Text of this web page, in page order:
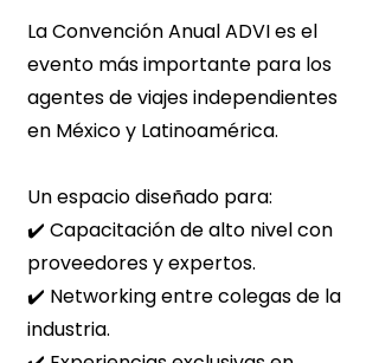
La Convención Anual ADVI es el
evento más importante para los
agentes de viajes independientes
en México y Latinoamérica.
Un espacio diseñado para:
✔️ Capacitación de alto nivel con
proveedores y expertos.
✔️ Networking entre colegas de la
industria.